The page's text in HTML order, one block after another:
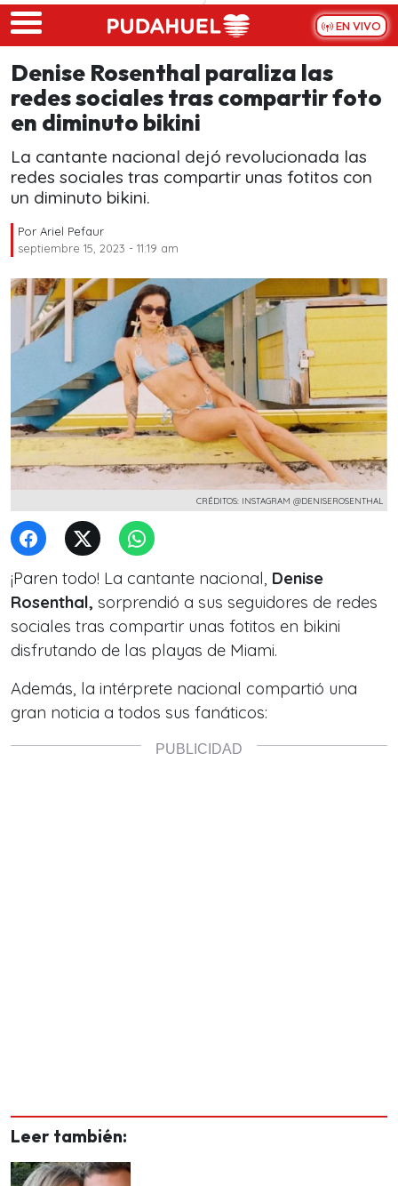
Skip to main content
EN VIVO
Denise Rosenthal paraliza las
redes sociales tras compartir foto
en diminuto bikini
La cantante nacional dejó revolucionada las
redes sociales tras compartir unas fotitos con
un diminuto bikini.
Por Ariel Pefaur
septiembre 15, 2023 - 11:19 am
CRÉDITOS: INSTAGRAM @DENISEROSENTHAL
¡Paren todo! La cantante nacional, Denise
Rosenthal, sorprendió a sus seguidores de redes
sociales tras compartir unas fotitos en bikini
disfrutando de las playas de Miami.
Además, la intérprete nacional compartió una
gran noticia a todos sus fanáticos:
Leer también: